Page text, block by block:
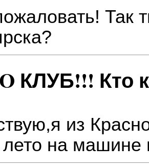
Так
КЛУБ!!! Кто
из
лето на